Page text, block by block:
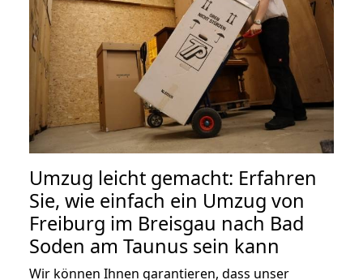
Umzug leicht gemacht: Erfahren
Sie, wie einfach ein Umzug von
Freiburg im Breisgau nach Bad
Soden am Taunus sein kann
Wir können Ihnen garantieren, dass unser